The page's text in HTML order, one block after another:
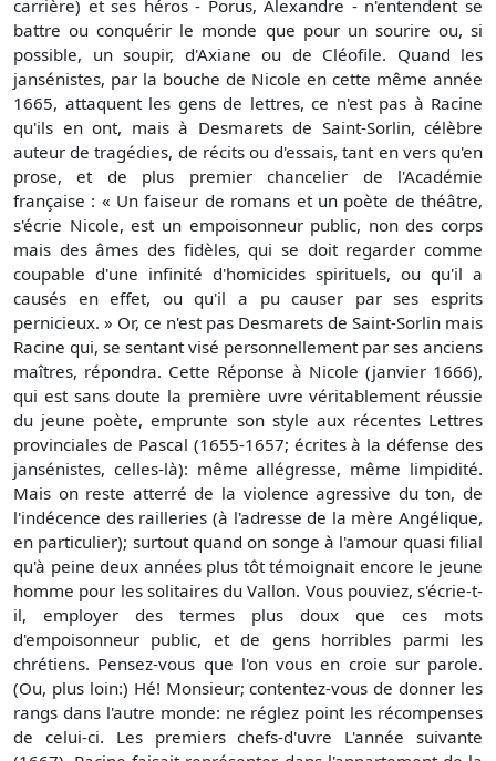
carrière) et ses héros - Porus, Alexandre - n'entendent se
battre ou conquérir le monde que pour un sourire ou, si
possible, un soupir, d'Axiane ou de Cléofile. Quand les
jansénistes, par la bouche de Nicole en cette même année
1665, attaquent les gens de lettres, ce n'est pas à Racine
qu'ils en ont, mais à Desmarets de Saint-Sorlin, célèbre
auteur de tragédies, de récits ou d'essais, tant en vers qu'en
prose, et de plus premier chancelier de l'Académie
française : « Un faiseur de romans et un poète de théâtre,
s'écrie Nicole, est un empoisonneur public, non des corps
mais des âmes des fidèles, qui se doit regarder comme
coupable d'une infinité d'homicides spirituels, ou qu'il a
causés en effet, ou qu'il a pu causer par ses esprits
pernicieux. » Or, ce n'est pas Desmarets de Saint-Sorlin mais
Racine qui, se sentant visé personnellement par ses anciens
maîtres, répondra. Cette Réponse à Nicole (janvier 1666),
qui est sans doute la première uvre véritablement réussie
du jeune poète, emprunte son style aux récentes Lettres
provinciales de Pascal (1655-1657; écrites à la défense des
jansénistes, celles-là): même allégresse, même limpidité.
Mais on reste atterré de la violence agressive du ton, de
l'indécence des railleries (à l'adresse de la mère Angélique,
en particulier); surtout quand on songe à l'amour quasi filial
qu'à peine deux années plus tôt témoignait encore le jeune
homme pour les solitaires du Vallon. Vous pouviez, s'écrie-t-
il, employer des termes plus doux que ces mots
d'empoisonneur public, et de gens horribles parmi les
chrétiens. Pensez-vous que l'on vous en croie sur parole.
(Ou, plus loin:) Hé! Monsieur; contentez-vous de donner les
rangs dans l'autre monde: ne réglez point les récompenses
de celui-ci. Les premiers chefs-d'uvre L'année suivante